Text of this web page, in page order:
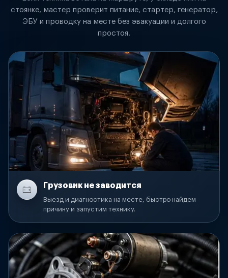
стоянке, мастер проверит питание, стартер, генератор,
ЭБУ и проводку на месте без эвакуации и долгого
простоя.
Грузовик не заводится
Выезд и диагностика на месте, быстро найдем
причину и запустим технику.